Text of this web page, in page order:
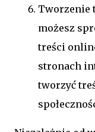
Tworzenie
możesz
treści
stronach
tworzyć